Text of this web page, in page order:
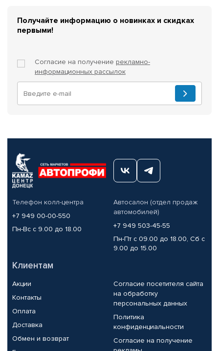
Получайте информацию о новинках и скидках
первыми!
Согласие на получение рекламно-
информационных рассылок
Телефон колл-центра
+7 949 00-00-550
Пн-Вс с 9.00 до 18.00
Автосалон (отдел продаж
автомобилей)
+7 949 503-45-55
Пн-Пт с 09.00 до 18.00, Сб с
9.00 до 15.00
Клиентам
Акции
Контакты
Оплата
Доставка
Обмен и возврат
Согласие посетителя сайта
на обработку
персональных данных
Политика
конфиденциальности
Согласие на получение